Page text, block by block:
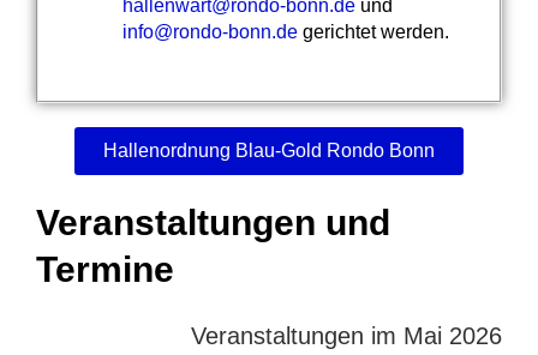
hallenwart@rondo-bonn.de und
info@rondo-bonn.de gerichtet werden.
Hallenordnung Blau-Gold Rondo Bonn
Veranstaltungen und
Termine
Veranstaltungen im Mai 2026